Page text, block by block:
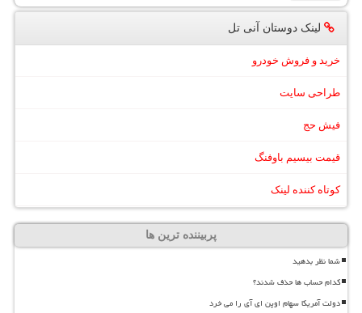
لینک دوستان آنی تل
خرید و فروش خودرو
طراحی سایت
فیش حج
قیمت بیسیم باوفنگ
کوتاه کننده لینک
پربیننده ترین ها
شما نظر بدهید
کدام حساب ها حذف شدند؟
دولت آمریکا سهام اوپن ای آی را می خرد